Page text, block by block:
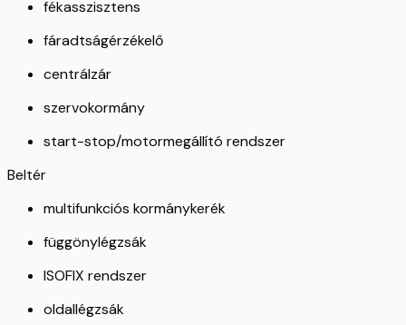
fékasszisztens
fáradtságérzékelő
centrálzár
szervokormány
start-stop/motormegállító rendszer
Beltér
multifunkciós kormánykerék
függönylégzsák
ISOFIX rendszer
oldallégzsák